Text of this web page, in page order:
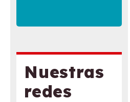
Nuestras
redes